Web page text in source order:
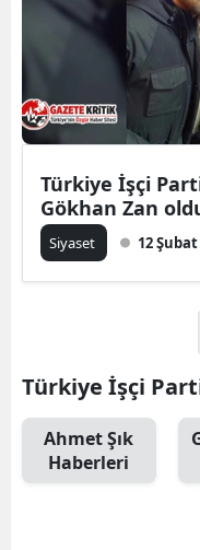
Türkiye İşçi
Gökhan Zan
Siyaset 12 Şubat
Türkiye İşçi
Ahmet Şık
Haberleri